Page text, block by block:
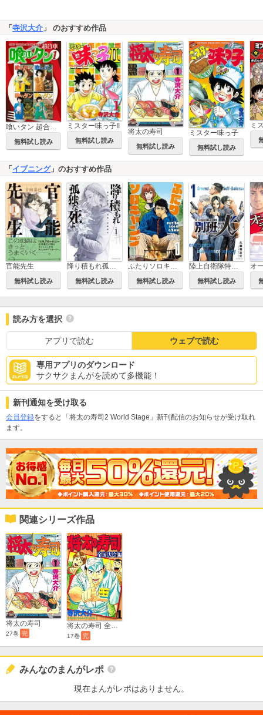
「 寺沢大介 」 のおすすめ作品
喰いタン 超合本版
無料試し読み
ミスター味っ子II
無料試し読み
将太の寿司
無料試し読み
ミスター味っ子
無料試し読み
「 イブニング」のおすすめ作品
官能先生
無料試し読み
降り積もれ孤独な死よ
無料試し読み
ふたりソロキャンプ
無料試し読み
陸上自衛隊特務諜報機関 別班の犬
無料試し読み
読み方を選択
アプリで読む ウェブで読む
専用アプリのダウンロード
サクサクまんがを読めて多機能！
新刊通知を受け取る
会員登録をすると「将太の寿司2 World Stage」新刊配信のお知らせが受け取れ
ます。
関連シリーズ作品
将太の寿司
27巻 完
将太の寿司 全国大会編
17巻 完
みんなのまんがレポ
現在まんがレポはありません。